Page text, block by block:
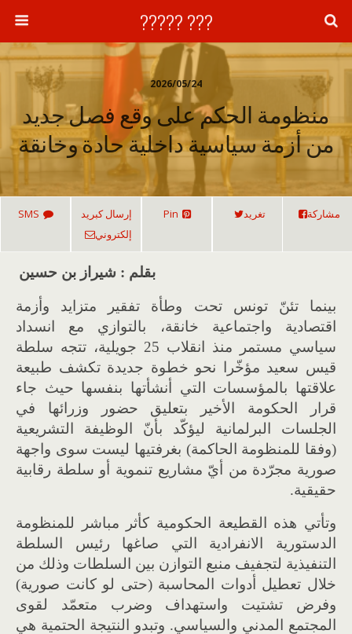
??? ?????
2026/05/24
منظومة الحكم على وقع فصل جديد
من أزمة سياسية داخلية حادة وخانقة
مشاركة تغريد Pin
إرسال كبريد
إلكتروني
SMS
بقلم : شيراز بن حسين
بينما تئنّ تونس تحت وطأة تفقير متزايد وأزمة
اقتصادية واجتماعية خانقة، بالتوازي مع انسداد
سياسي مستمر منذ انقلاب 25 جويلية، تتجه سلطة
قيس سعيد مؤخّرا نحو خطوة جديدة تكشف طبيعة
علاقتها بالمؤسسات التي أنشأتها بنفسها حيث جاء
قرار الحكومة الأخير بتعليق حضور وزرائها في
الجلسات البرلمانية ليؤكّد بأنّ الوظيفة التشريعية
(وفقا للمنظومة الحاكمة) بغرفتيها ليست سوى واجهة
صورية مجرّدة من أيّ مشاريع تنموية أو سلطة رقابية
حقيقية.
وتأتي هذه القطيعة الحكومية كأثر مباشر للمنظومة
الدستورية الانفرادية التي صاغها رئيس السلطة
التنفيذية لتجفيف منبع التوازن بين السلطات وذلك من
خلال تعطيل أدوات المحاسبة(حتى لو كانت صورية)
وفرض تشتيت واستهداف وضرب متعمّد لقوى
المجتمع المدني والسياسي. وتبدو النتيجة الحتمية هي